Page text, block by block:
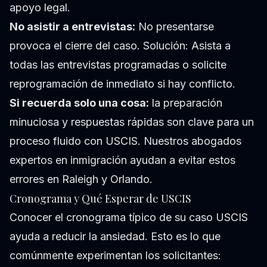
apoyo legal.
No asistir a entrevistas: No presentarse
provoca el cierre del caso. Solución: Asista a
todas las entrevistas programadas o solicite
reprogramación de inmediato si hay conflicto.
Si recuerda solo una cosa: la preparación
minuciosa y respuestas rápidas son clave para un
proceso fluido con USCIS. Nuestros abogados
expertos en inmigración ayudan a evitar estos
errores en Raleigh y Orlando.
Cronograma y Qué Esperar de USCIS
Conocer el cronograma típico de su caso USCIS
ayuda a reducir la ansiedad. Esto es lo que
comúnmente experimentan los solicitantes: